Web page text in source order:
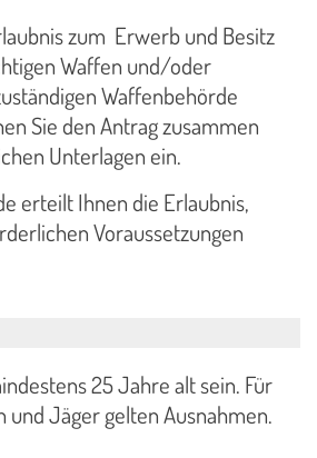
zum Erwerb und Besitz
Waffen und/oder
Waffenbehörde
Sie den Antrag zusammen
Unterlagen ein.
erteilt Ihnen die Erlaubnis,
Voraussetzungen
25 Jahre alt sein. Für
und Jäger gelten Ausnahmen.